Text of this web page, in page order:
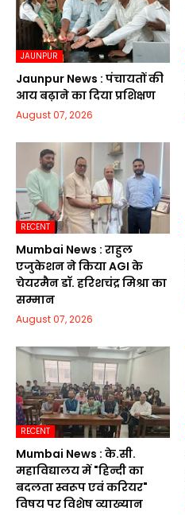
JAUNPUR
Jaunpur News : पंचायतों की
आय बढ़ाने का दिया प्रशिक्षण
August 07, 2026
RECENT
Mumbai News : राहुल
एजुकेशन ने किया AGI के
चेयरमैन डॉ. हरिशचंद्र मिश्रा का
सम्मान
August 07, 2026
RECENT
Mumbai News : के.सी.
महाविद्यालय में "हिन्दी का
बदलता स्वरूप एवं करियर"
विषय पर विशेष व्याख्यान